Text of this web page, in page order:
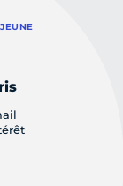
JEUNE